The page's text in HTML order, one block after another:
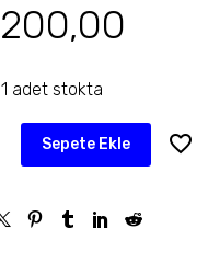
200,00
1 adet stokta
Sepete Ekle